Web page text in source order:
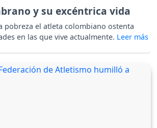
y su excéntrica vida
pobreza el atleta colombiano ostenta
en las que vive actualmente.